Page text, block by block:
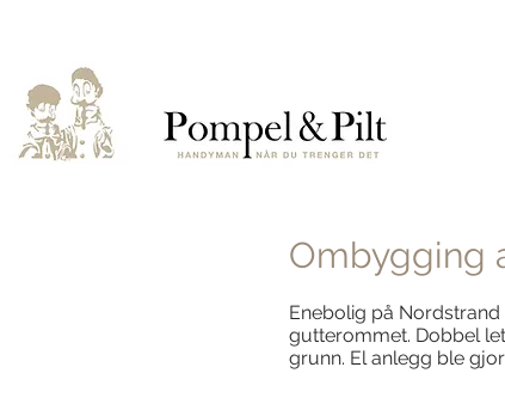
Ombygging
Enebolig på
gutterommet. Dobbel
grunn. El anlegg ble